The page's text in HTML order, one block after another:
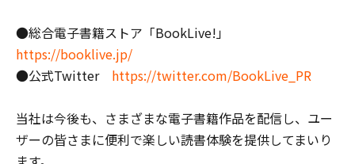
●総合電子書籍ストア「BookLive!」
https://booklive.jp/
●公式Twitter https://twitter.com/BookLive_PR
当社は今後も、さまざまな電子書籍作品を配信し、ユー
ザーの皆さまに便利で楽しい読書体験を提供してまいり